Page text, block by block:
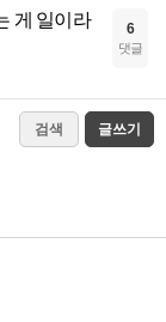
게 일이라
6
댓글
검색 글쓰기